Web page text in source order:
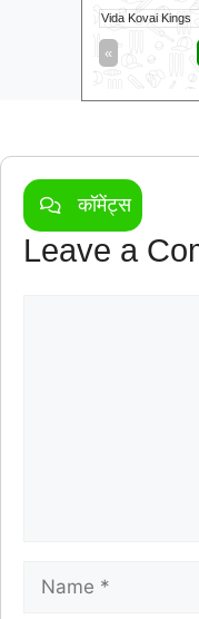
Vida Kovai Kings
«
कॉमेंट्स
Leave a